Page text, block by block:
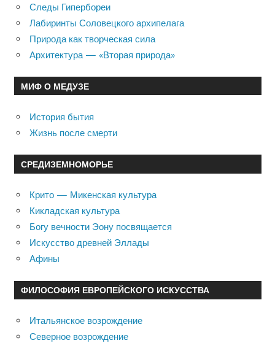
Следы Гипербореи
Лабиринты Соловецкого архипелага
Природа как творческая сила
Архитектура — «Вторая природа»
МИФ О МЕДУЗЕ
История бытия
Жизнь после смерти
СРЕДИЗЕМНОМОРЬЕ
Крито — Микенская культура
Кикладская культура
Богу вечности Эону посвящается
Искусство древней Эллады
Афины
ФИЛОСОФИЯ ЕВРОПЕЙСКОГО ИСКУССТВА
Итальянское возрождение
Северное возрождение